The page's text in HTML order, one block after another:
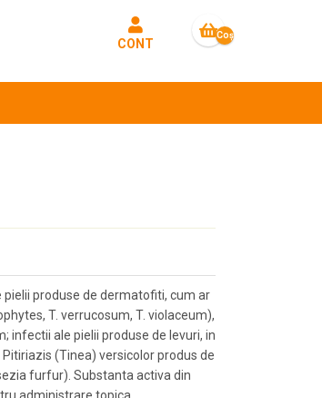
CONT
Coş
pielii produse de dermatofiti, cum ar
T. verrucosum, T. violaceum),
infectii ale pielii produse de levuri, in
(Tinea) versicolor produs de
furfur). Substanta activa din